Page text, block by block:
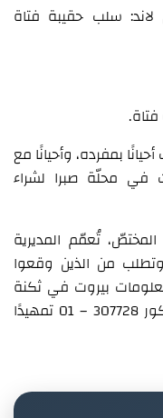
لاند: سلب حقيبة فتاة
بمفرده، وأحيانًا مع
في محلّة صبرا لشراء
تُعمّم المديرية
من الذين وقعوا
بيروت في ثكنة
الحلو، أو الاتّصال على رقم الفرع المذكور 307728 – 01 تمهيدًا